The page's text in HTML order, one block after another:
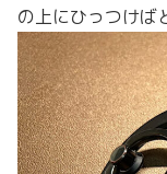
の上にひっつけば